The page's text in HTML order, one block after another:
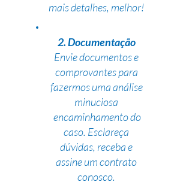
mais detalhes, melhor!
2. Documentação
Envie documentos e
comprovantes para
fazermos uma análise
minuciosa
encaminhamento do
caso. Esclareça
dúvidas, receba e
assine um contrato
conosco.